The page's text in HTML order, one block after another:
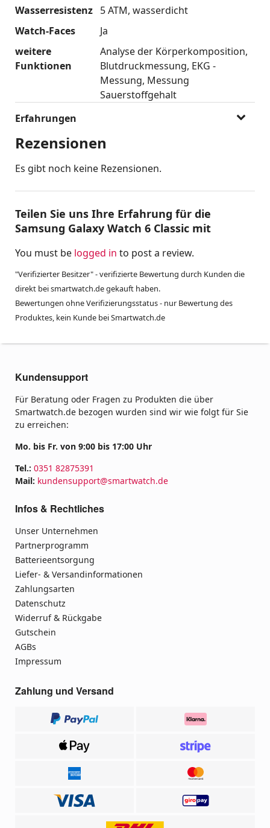
Wasserresistenz 5 ATM wasserdicht
Watch-Faces
Ja
weitere
Funktionen
Analyse der Körperkomposition
Blutdruckmessung EKG -
Messung Messung
Sauerstoffgehalt
Erfahrungen
Rezensionen
Es gibt noch keine Rezensionen.
Teilen Sie uns Ihre Erfahrung für die
Samsung Galaxy Watch 6 Classic mit
You must be logged in to post a review.
"Verifizierter Besitzer" - verifizierte Bewertung durch Kunden die
direkt bei smartwatch.de gekauft haben.
Bewertungen ohne Verifizierungsstatus - nur Bewertung des
Produktes, kein Kunde bei Smartwatch.de
Kundensupport
Für Beratung oder Fragen zu Produkten die über
Smartwatch.de bezogen wurden sind wir wie folgt für Sie
zu erreichen:
Mo. bis Fr. von 9:00 bis 17:00 Uhr
Tel.: 0351 82875391
Mail: kundensupport@smartwatch.de
Infos & Rechtliches
Unser Unternehmen
Partnerprogramm
Batterieentsorgung
Liefer- & Versandinformationen
Zahlungsarten
Datenschutz
Widerruf & Rückgabe
Gutschein
AGBs
Impressum
Zahlung und Versand